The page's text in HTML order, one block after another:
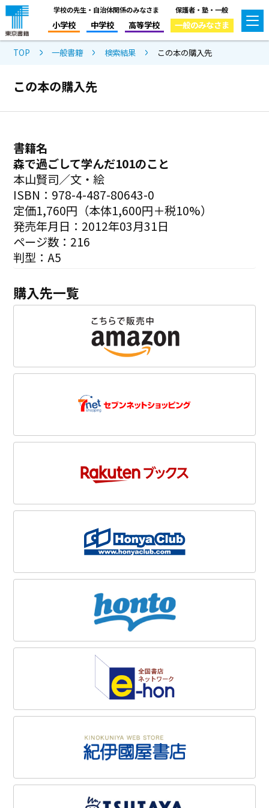
学校の先生・自治体関係のみなさま
小学校 中学校 高等学校
保護者・塾・一般
一般のみなさま
TOP 一般書籍 検索結果 この本の購入先
この本の購入先
書籍名
森で過ごして学んだ101のこと
本山賢司／文・絵
ISBN：978-4-487-80643-0
定価1,760円（本体1,600円＋税10%）
発売年月日：2012年03月31日
ページ数：216
判型：A5
購入先一覧